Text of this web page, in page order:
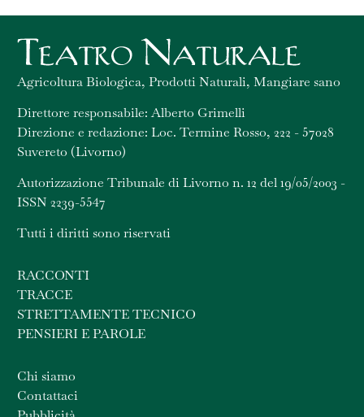
Agricoltura Biologica, Prodotti Naturali, Mangiare sano
Direttore responsabile: Alberto Grimelli
Direzione e redazione: Loc. Termine Rosso, 222 - 57028
Suvereto (Livorno)
Autorizzazione Tribunale di Livorno n. 12 del 19/05/2003 -
ISSN 2239-5547
Tutti i diritti sono riservati
RACCONTI
TRACCE
STRETTAMENTE TECNICO
PENSIERI E PAROLE
Chi siamo
Contattaci